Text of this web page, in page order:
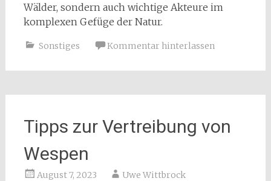
Wälder, sondern auch wichtige Akteure im
komplexen Gefüge der Natur.
Sonstiges Kommentar hinterlassen
Tipps zur Vertreibung von
Wespen
August 7, 2023 Uwe Wittbrock